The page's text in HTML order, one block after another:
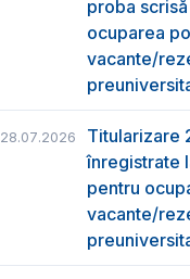
proba
ocuparea
vacante/
28.07.2026
Titularizare
înregistrate
pentru
vacante/